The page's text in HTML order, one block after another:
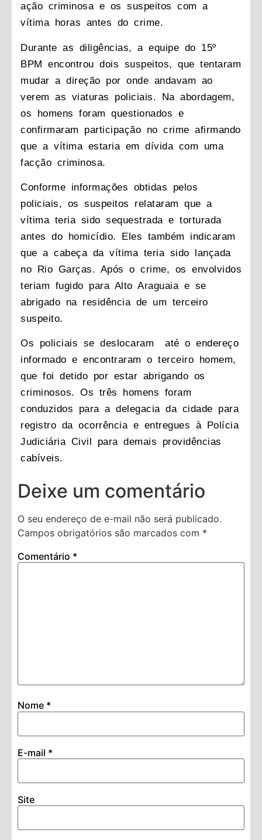
ação criminosa e os suspeitos com a
vítima horas antes do crime.
Durante as diligências, a equipe do 15º
BPM encontrou dois suspeitos, que tentaram
mudar a direção por onde andavam ao
verem as viaturas policiais. Na abordagem,
os homens foram questionados e
confirmaram participação no crime afirmando
que a vítima estaria em dívida com uma
facção criminosa.
Conforme informações obtidas pelos
policiais, os suspeitos relataram que a
vítima teria sido sequestrada e torturada
antes do homicídio. Eles também indicaram
que a cabeça da vítima teria sido lançada
no Rio Garças. Após o crime, os envolvidos
teriam fugido para Alto Araguaia e se
abrigado na residência de um terceiro
suspeito.
Os policiais se deslocaram até o endereço
informado e encontraram o terceiro homem,
que foi detido por estar abrigando os
criminosos. Os três homens foram
conduzidos para a delegacia da cidade para
registro da ocorrência e entregues à Polícia
Judiciária Civil para demais providências
cabíveis.
Deixe um comentário
O seu endereço de e-mail não será publicado.
Campos obrigatórios são marcados com *
Comentário *
Nome *
E-mail *
Site